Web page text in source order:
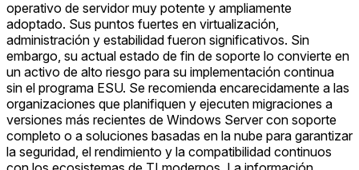
operativo de servidor muy potente y ampliamente
adoptado. Sus puntos fuertes en virtualización,
administración y estabilidad fueron significativos. Sin
embargo, su actual estado de fin de soporte lo convierte en
un activo de alto riesgo para su implementación continua
sin el programa ESU. Se recomienda encarecidamente a las
organizaciones que planifiquen y ejecuten migraciones a
versiones más recientes de Windows Server con soporte
completo o a soluciones basadas en la nube para garantizar
la seguridad, el rendimiento y la compatibilidad continuos